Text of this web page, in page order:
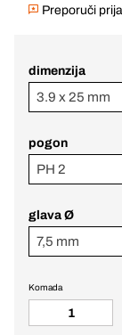
Preporuči
dimenzija
3.9 x 25 mm
pogon
PH 2
glava Ø
7,5 mm
Komada